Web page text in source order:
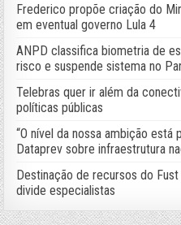
Frederico propõe criação do
em eventual governo Lula 4
ANPD classifica biometria de
risco e suspende sistema no
Telebras quer ir além da
políticas públicas
“O nível da nossa ambição está
Dataprev sobre infraestrutura
Destinação de recursos do
divide especialistas